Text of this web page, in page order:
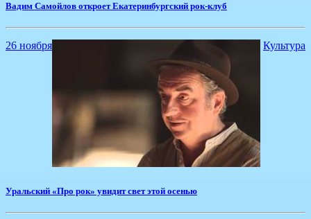
Вадим Самойлов откроет Екатеринбургский рок-клуб
26 ноября Культура
Уральский «Про рок» увидит свет этой осенью